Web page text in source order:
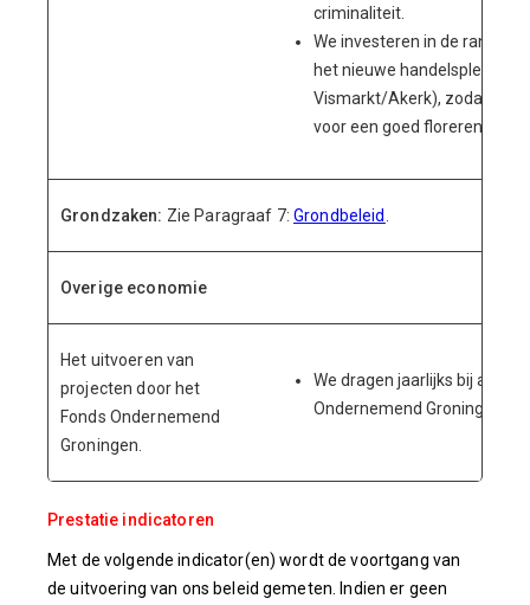
criminaliteit.
We investeren in de
het nieuwe handelsplein
Vismarkt/Akerk), zodat
voor een goed florerende
Grondzaken: Zie Paragraaf 7:Grondbeleid
Overige economie
Het uitvoeren van
projecten door het
Fonds Ondernemend
Groningen.
We dragen jaarlijks bij aan
Ondernemend Groningen.
Prestatie indicatoren
Met de volgende indicator(en) wordt de voortgang van
de uitvoering van ons beleid gemeten. Indien er geen